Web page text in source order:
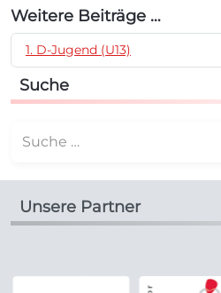
Weitere Beiträge …
1. D-Jugend (U13)
Suche
Unsere Partner